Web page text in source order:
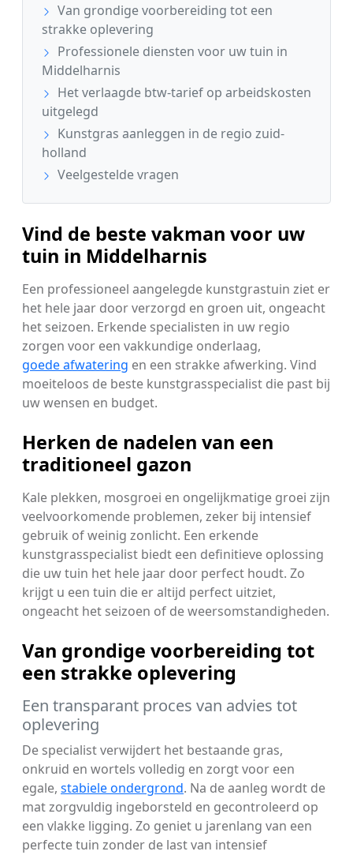
Van grondige voorbereiding tot een
strakke oplevering
Professionele diensten voor uw tuin in
Middelharnis
Het verlaagde btw-tarief op arbeidskosten
uitgelegd
Kunstgras aanleggen in de regio zuid-
holland
Veelgestelde vragen
Vind de beste vakman voor uw
tuin in Middelharnis
Een professioneel aangelegde kunstgrastuin ziet er
het hele jaar door verzorgd en groen uit, ongeacht
het seizoen. Erkende specialisten in uw regio
zorgen voor een vakkundige onderlaag,
goede afwatering en een strakke afwerking. Vind
moeiteloos de beste kunstgrasspecialist die past bij
uw wensen en budget.
Herken de nadelen van een
traditioneel gazon
Kale plekken, mosgroei en ongelijkmatige groei zijn
veelvoorkomende problemen, zeker bij intensief
gebruik of weinig zonlicht. Een erkende
kunstgrasspecialist biedt een definitieve oplossing
die uw tuin het hele jaar door perfect houdt. Zo
krijgt u een tuin die er altijd perfect uitziet,
ongeacht het seizoen of de weersomstandigheden.
Van grondige voorbereiding tot
een strakke oplevering
Een transparant proces van advies tot
oplevering
De specialist verwijdert het bestaande gras,
onkruid en wortels volledig en zorgt voor een
egale, stabiele ondergrond. Na de aanleg wordt de
mat zorgvuldig ingeborsteld en gecontroleerd op
een vlakke ligging. Zo geniet u jarenlang van een
perfecte tuin zonder de last van intensief